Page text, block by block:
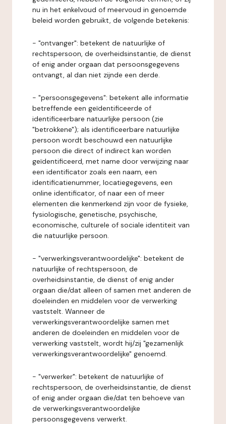
nu in het enkelvoud of meervoud in genoemde
beleid worden gebruikt, de volgende betekenis:
- "ontvanger": betekent de natuurlijke of
rechtspersoon, de overheidsinstantie, de dienst
of enig ander orgaan dat persoonsgegevens
ontvangt, al dan niet zijnde een derde.
- "persoonsgegevens": betekent alle informatie
betreffende een geïdentificeerde of
identificeerbare natuurlijke persoon (zie
"betrokkene"); als identificeerbare natuurlijke
persoon wordt beschouwd een natuurlijke
persoon die direct of indirect kan worden
geïdentificeerd, met name door verwijzing naar
een identificator zoals een naam, een
identificatienummer, locatiegegevens, een
online identificator, of naar een of meer
elementen die kenmerkend zijn voor de fysieke,
fysiologische, genetische, psychische,
economische, culturele of sociale identiteit van
die natuurlijke persoon.
- "verwerkingsverantwoordelijke": betekent de
natuurlijke of rechtspersoon, de
overheidsinstantie, de dienst of enig ander
orgaan die/dat alleen of samen met anderen de
doeleinden en middelen voor de verwerking
vaststelt. Wanneer de
verwerkingsverantwoordelijke samen met
anderen de doeleinden en middelen voor de
verwerking vaststelt, wordt hij/zij "gezamenlijk
verwerkingsverantwoordelijke" genoemd.
- "verwerker": betekent de natuurlijke of
rechtspersoon, de overheidsinstantie, de dienst
of enig ander orgaan die/dat ten behoeve van
de verwerkingsverantwoordelijke
persoonsgegevens verwerkt.